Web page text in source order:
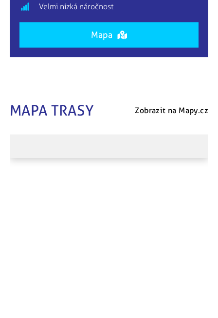
Velmi nízká náročnost
Mapa
MAPA TRASY Zobrazit na Mapy.cz